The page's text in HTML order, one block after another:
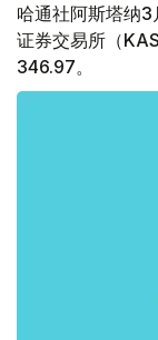
哈通社阿斯塔纳
证券交易所（
346.97。